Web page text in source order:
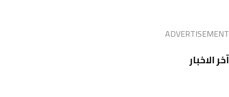
ADVERTISEMENT
آخر الاخبار